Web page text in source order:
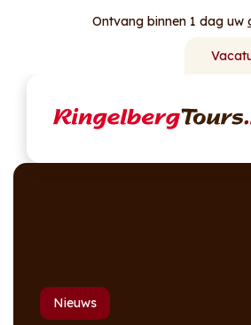
Ontvang binnen 1 dag uw
Nieuws